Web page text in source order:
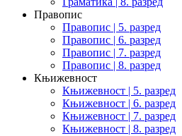
Правопис
Правопис | 5. разред
Правопис | 6. разред
Правопис | 7. разред
Правопис | 8. разред
Књижевност
Књижевност | 5. разред
Књижевност | 6. разред
Књижевност | 7. разред
Књижевност | 8. разред